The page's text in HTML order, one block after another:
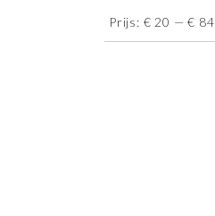
Prijs: € 20 —€ 84